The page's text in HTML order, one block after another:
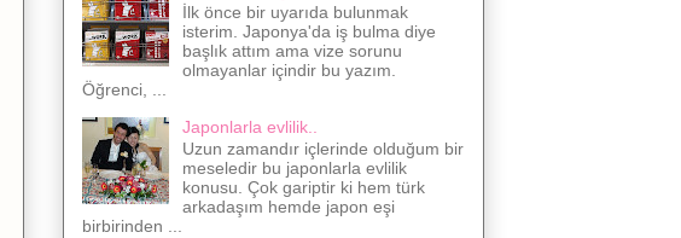
İlk önce bir uyarıda bulunmak
isterim. Japonya'da iş bulma diye
başlık attım ama vize sorunu
olmayanlar içindir bu yazım.
Öğrenci, ...
Japonlarla evlilik..
Uzun zamandır içlerinde olduğum bir
meseledir bu japonlarla evlilik
konusu. Çok gariptir ki hem türk
arkadaşım hemde japon eşi
birbirinden ...